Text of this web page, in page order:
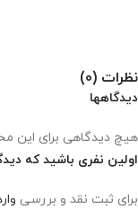
نظرات (0)
دیدگاهها
هیچ دیدگاهی برای این
اولین نفری باشید که
برای ثبت نقد و بررسی